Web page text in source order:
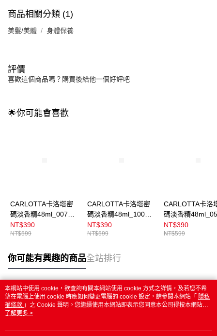
商品相關分類 (1)
美髮/美體 身體保養
評價
喜歡這個商品嗎？購買後給他一個好評吧
🌟你可能會喜歡
CARLOTTA卡洛塔密
碼淡香精48ml_007真
我情懷
NT$390
NT$599
CARLOTTA卡洛塔密
碼淡香精48ml_100原
野之心
NT$390
NT$599
CARLOTTA卡洛
碼淡香精
夜罌粟
NT$390
NT$599
你可能有興趣的商品全站排行
熱門標籤
本網站中使用 cookie，欲查詢有關本網站使用 cookie 方式之詳情，及若您不希
望在電腦上使用 cookie 時應如何變更電腦的 cookie 設定，請參閱本網站「 隱私
權條款 」之 Cookie 聲明。您繼續使用本網站即表示您同意本公司得按本網站使
用條款之 Cookie 聲明使用 cookie。
了解更多 >